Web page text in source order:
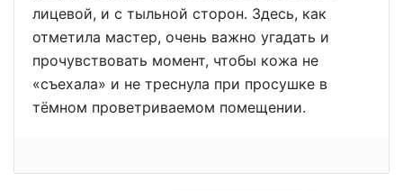
лицевой, и с тыльной сторон. Здесь, как
отметила мастер, очень важно угадать и
прочувствовать момент, чтобы кожа не
«съехала» и не треснула при просушке в
тёмном проветриваемом помещении.